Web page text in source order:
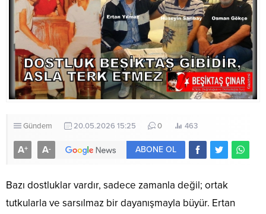
Gündem 20.05.2026 15:25 0 463
A+ A- ABONE OL
Bazı dostluklar vardır, sadece zamanla değil; ortak
tutkularla ve sarsılmaz bir dayanışmayla büyür. Ertan